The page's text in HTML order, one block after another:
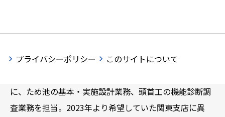
プライバシーポリシー このサイトについて
インフラ整備に携わりたいと思い入社。新卒で東北支店
に、ため池の基本・実施設計業務、頭首工の機能診断調
査業務を担当。2023年より希望していた関東支店に異